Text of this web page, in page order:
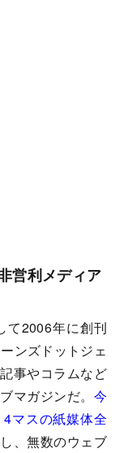
営利メディア
て2006年に創刊
ンズドットジェ
事やコラムなど
マガジンだ。 今
マスの紙媒体全
、無数のウェブ